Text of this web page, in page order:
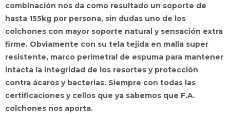
combinación nos da como resultado un soporte de
hasta 155kg por persona, sin dudas uno de los
colchones con mayor soporte natural y sensación extra
firme. Obviamente con su tela tejida en malla super
resistente, marco perimetral de espuma para mantener
intacta la integridad de los resortes y protección
contra ácaros y bacterias. Siempre con todas las
certificaciones y cellos que ya sabemos que F.A.
colchones nos aporta.